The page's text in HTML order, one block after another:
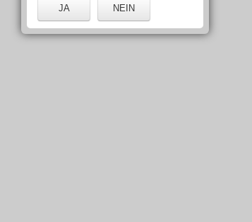
JA NEIN